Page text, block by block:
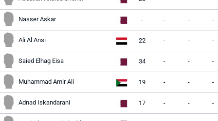
Nasser Askar - - - -
Ali Al Ansi 22 - - -
Saied Elhag Eisa 34 - - -
Muhammad Amir Ali 19 - - -
Adnad Iskandarani 17 - - -